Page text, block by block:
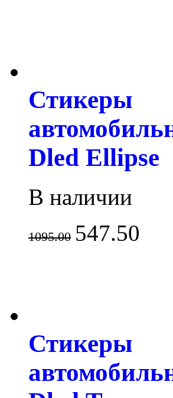
Стикеры
Dled Ellipse
В наличии
1095.00 547.50
Стикеры